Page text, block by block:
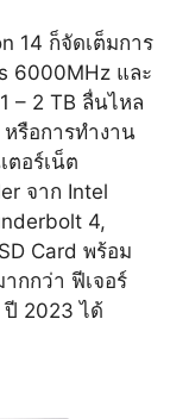
14 ก็จัดเต็มการ
6000MHz และ
– 2 TB ลื่นไหล
หรือการทำงาน
ตอร์เน็ต
จาก Intel
4,
Card พร้อม
กกว่า ฟีเจอร์
ปี 2023 ได้